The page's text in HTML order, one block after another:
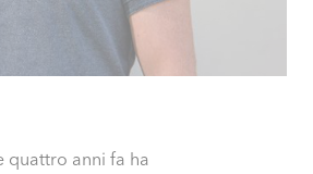
quattro anni fa ha